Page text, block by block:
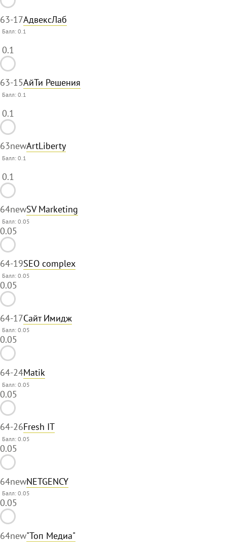
63-17АдвексЛаб
Балл:0.1
0.1
63-15АйТи Решения
Балл:0.1
0.1
63newArtLiberty
Балл:0.1
0.1
64newSV Marketing
Балл: 0.05
0.05
64-19SEO complex
Балл: 0.05
0.05
64-17Сайт Имидж
Балл: 0.05
0.05
64-24Matik
Балл: 0.05
0.05
64-26Fresh IT
Балл: 0.05
0.05
64newNETGENCY
Балл: 0.05
0.05
64new"Топ Медиа"